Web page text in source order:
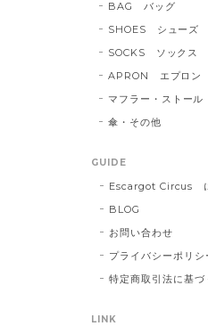
BAG バッグ
SHOES シューズ
SOCKS ソックス
APRON エプロン
マフラー・ストール
傘・その他
GUIDE
Escargot Circus
BLOG
お問い合わせ
プライバシーポリシ
特定商取引法に基づ
LINK